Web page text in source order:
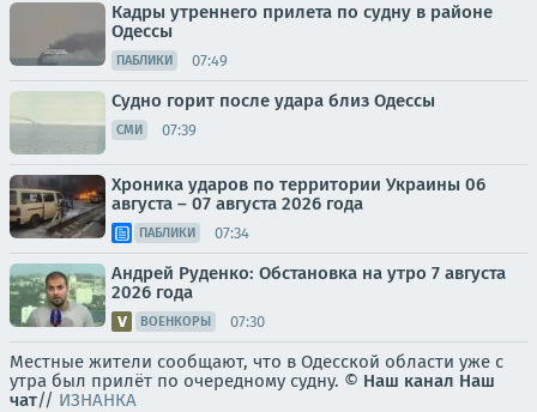
Кадры утреннего прилета по судну в районе
Одессы
ПАБЛИКИ 07:49
Судно горит после удара близ Одессы
СМИ 07:39
Хроника ударов по территории Украины 06
августа – 07 августа 2026 года
ПАБЛИКИ 07:34
Андрей Руденко: Обстановка на утро 7 августа
2026 года
ВОЕНКОРЫ 07:30
Местные жители сообщают, что в Одесской области уже с
утра был прилёт по очередному судну. © Наш канал Наш
чат// ИЗНАНКА